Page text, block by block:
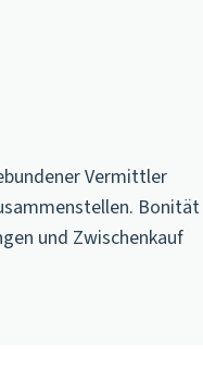
Vermittler
Bonität
und Zwischenkauf